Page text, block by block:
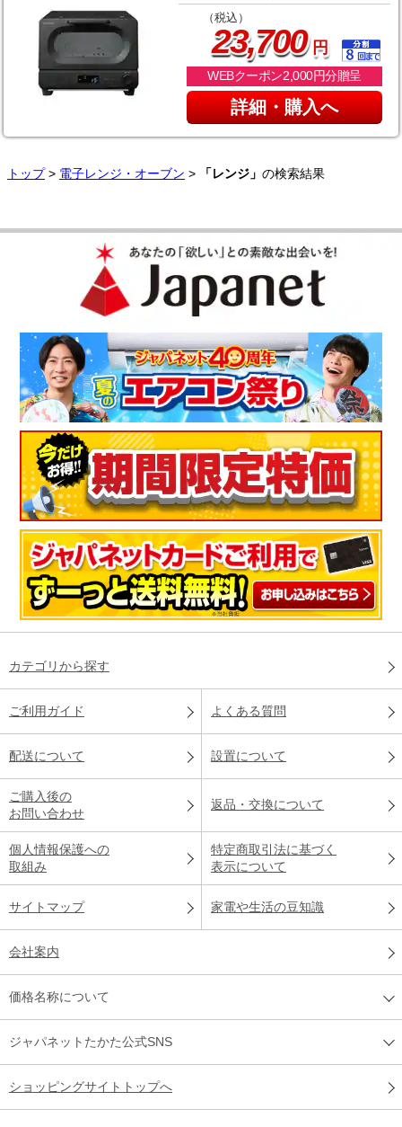
（税込）
23,700円
WEBクーポン2,000円分贈呈
詳細・購入へ
トップ> 電子レンジ・オーブン > 「レンジ」 の検索結果
カテゴリから探す
ご利用ガイド よくある質問
配送について 設置について
ご購入後の
お問い合わせ
返品・交換について
個人情報保護への
取組み
特定商取引法に基づく
表示について
サイトマップ 家電や生活の豆知識
会社案内
価格名称について
ジャパネットたかた公式SNS
ショッピングサイトトップへ